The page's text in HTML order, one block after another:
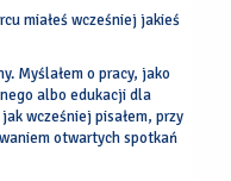
miałeś wcześniej jakieś
Myślałem o pracy, jako
albo edukacji dla
wcześniej pisałem, przy
otwartych spotkań